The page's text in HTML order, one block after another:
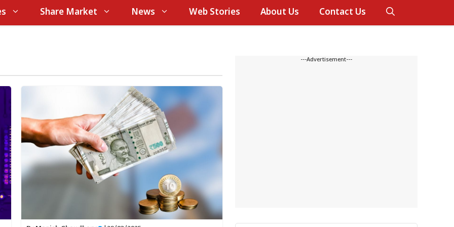
Share Market News Web Stories About Us Contact Us
---Advertisement---